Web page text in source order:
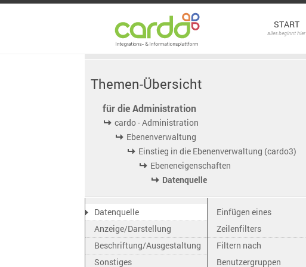
START
alles beginnt hier
Themen-Übersicht
für die Administration
cardo - Administration
Ebenenverwaltung
Einstieg in die Ebenenverwaltung (cardo3)
Ebeneneigenschaften
Datenquelle
Datenquelle
Anzeige/Darstellung
Beschriftung/Ausgestaltung
Sonstiges
Einfügen eines
Zeilenfilters
Filtern nach
Benutzergruppen